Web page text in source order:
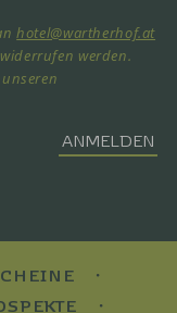
hotel@wartherhof.at
werden.
ANMELDEN